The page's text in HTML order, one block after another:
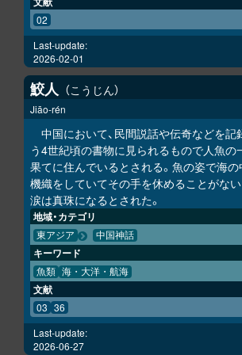
02
Last-update:
2026-02-01
鮫人 こうじん
Jiāo-rén
中国において、民間説話や伝奇などを記
う4世紀頃の書物に見られるもので人魚の
果てに住んでいるとされる。魚の姿で海の
機織をしていてその手を休めることがな
涙は真珠になるとされた。
地域・カテゴリ
東アジア 中国神話
キーワード
魚類 海・大洋・航海
文献
03 36
Last-update:
2026-06-27